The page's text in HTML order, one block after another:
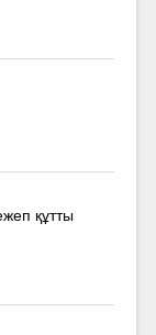
құтты